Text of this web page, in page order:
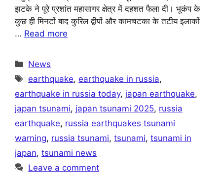
झटके ने पूरे प्रशांत महासागर क्षेत्र में दहशत फैला दी। भूकंप के
कुछ ही मिनटों बाद कुरिल द्वीपों और कामचटका के तटीय इलाकों
… Read more
Categories
News
Tags
earthquake,earthquake in russia,
earthquake in russia today, japan earthquake,
japan tsunami, japan tsunami 2025, russia
earthquake, russia earthquakes tsunami
warning, russia tsunami, tsunami, tsunami in
japan, tsunami news
Leave a comment